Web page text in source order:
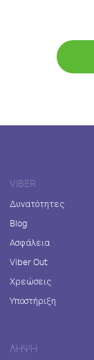
VIBER
Δυνατότητες
Blog
Ασφάλεια
Viber Out
Χρεώσεις
Υποστήριξη
ΛΉΨΗ